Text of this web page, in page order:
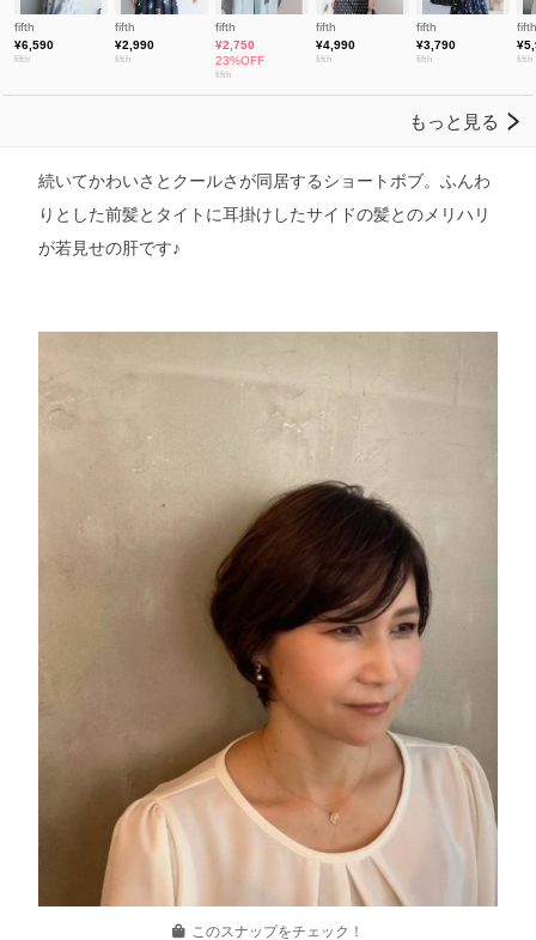
続いてかわいさとクールさが同居するショートボブ。ふんわ
りとした前髪とタイトに耳掛けしたサイドの髪とのメリハリ
が若見せの肝です♪
このスナップをチェック！